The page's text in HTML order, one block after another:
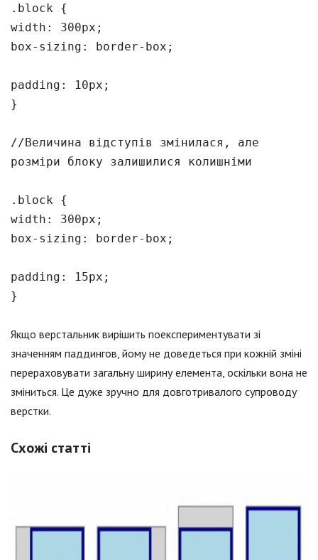
.block {
width: 300px;
box-sizing: border-box;
padding: 10px;
}
//Величина відступів змінилася, але
розміри блоку залишилися колишніми
.block {
width: 300px;
box-sizing: border-box;
padding: 15px;
}
Якщо верстальник вирішить поекспериментувати зі
значенням паддингов, йому не доведеться при кожній зміні
перераховувати загальну ширину елемента, оскільки вона не
зміниться. Це дуже зручно для довготривалого супроводу
верстки.
Схожі статті